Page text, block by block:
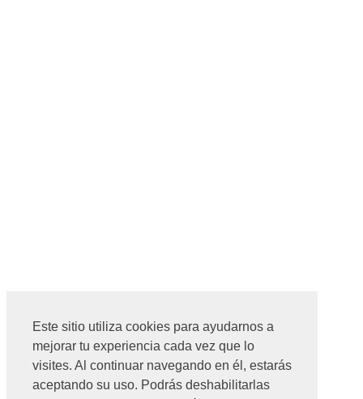
Este sitio utiliza cookies para ayudarnos a
mejorar tu experiencia cada vez que lo
visites. Al continuar navegando en él, estarás
aceptando su uso. Podrás deshabilitarlas